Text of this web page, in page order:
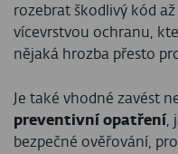
rozebrat škodlivý kód
vícevrstvou ochranu,
nějaká hrozba přesto
Je také vhodné zavést
preventivní opatření,
bezpečné ověřování,